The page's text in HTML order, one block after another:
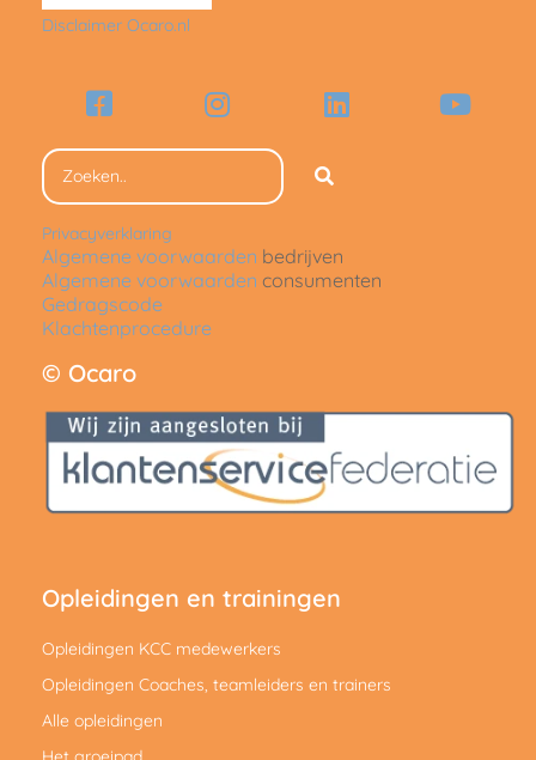
Disclaimer Ocaro.nl
Privacyverklaring
Algemene voorwaarden bedrijven
Algemene voorwaarden consumenten
Gedragscode
Klachtenprocedure
© Ocaro
Opleidingen en trainingen
Opleidingen KCC medewerkers
Opleidingen Coaches, teamleiders en trainers
Alle opleidingen